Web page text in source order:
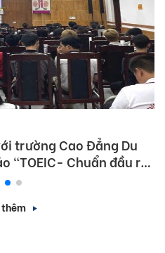
trường Cao Đẳng Du
“TOEIC- Chuẩn đầu ra
phục nhà tuyển dụng”